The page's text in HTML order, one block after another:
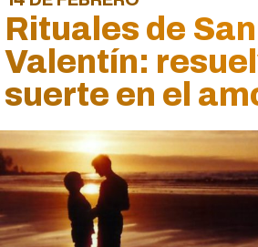
Rituales de San
Valentín:
suerte en el